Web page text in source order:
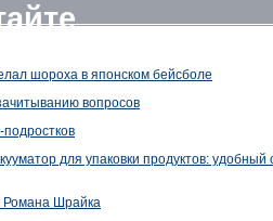
шороха в японском бейсболе
вопросов
подростков
для упаковки продуктов: удобный
Романа Шрайка